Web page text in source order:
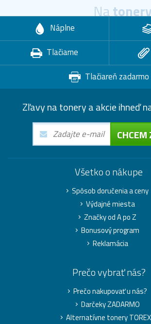
Na
Náplne
Tlačiarne
Tlačiareň zadarmo
Zľavy na tonery a akcie ihneď
CHCEM
Všetko o nákupe
Spôsob doručenia a ceny
Výdajné miesta
Značky od A po Z
Bonusový program
Reklamácia
Prečo vybrať nás?
Prečo nakupovať u nás?
Darčeky ZADARMO
Alternatívne tonery TOREX